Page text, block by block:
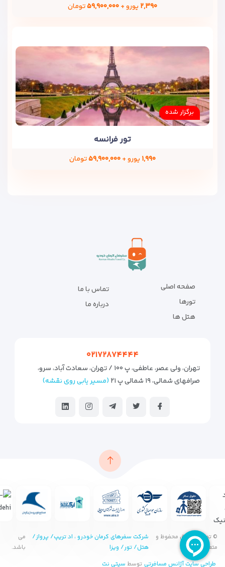
۲,۳۹۰ یورو +۵۹,۹۰۰,۰۰۰تومان
برگزار شده
تور فرانسه
۱,۹۹۰ یورو +۵۹,۹۰۰,۰۰۰تومان
صفحه اصلی
تورها
هتل ها
تماس با ما
درباره ما
۰۲۱۷۲۸۷۴۴۴۴
تهران، ولی عصر، عاطفی، پ ۱۰۰ / تهران، سعادت آباد، سرو،
صرافهای شمالی، ۱۹ شمالی پ ۲۱
(مسیر یابی روی نقشه)
© تمامی حقوق محفوظ و
متعلق به
شرکت سفرهای کرمان خودرو ، اد تریپ/ پرواز/
هتل/ تور/ ویزا
می
باشد.
طراحی سایت آژانس مسافرتی توسط سیتی نت